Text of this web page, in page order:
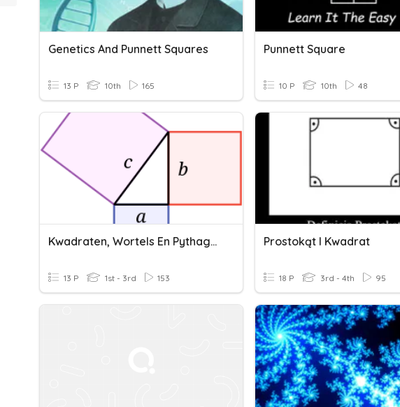
Genetics And Punnett Squares
13 P 10th 165
Punnett Square
10 P 10th 48
Kwadraten, Wortels En Pythagoras
13 P 1st - 3rd 153
Prostokąt I Kwadrat
18 P 3rd - 4th 95